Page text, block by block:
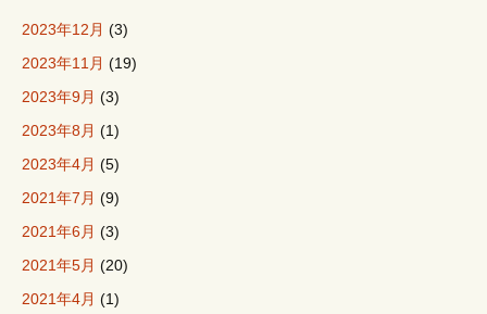
2023年12月 (3)
2023年11月 (19)
2023年9月 (3)
2023年8月 (1)
2023年4月 (5)
2021年7月 (9)
2021年6月 (3)
2021年5月 (20)
2021年4月 (1)